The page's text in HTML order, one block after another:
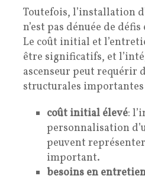
Toutefois, l’installation
n’est pas dénuée de
Le coût initial et
être significatifs, et
ascenseur peut requérir
structurales
coût initial élevé:
personnalisation
peuvent
important.
besoins en